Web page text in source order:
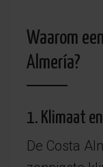
Waarom
Almería?
1. Klimaat
De Costa